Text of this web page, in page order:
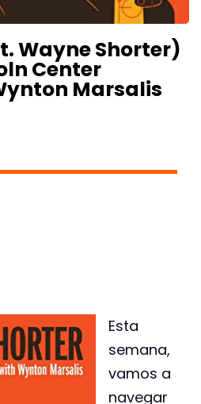
Wayne Shorter)
Center
Marsalis
Esta
semana,
vamos a
navegar